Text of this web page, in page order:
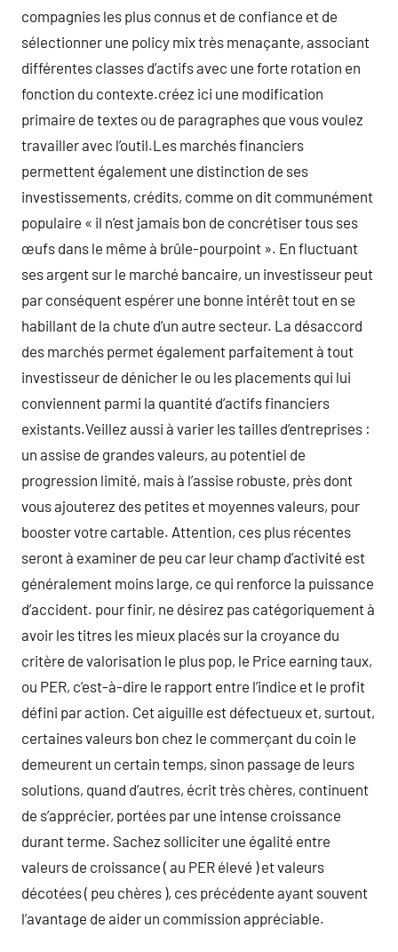
compagnies les plus connus et de confiance et de
sélectionner une policy mix très menaçante, associant
différentes classes d’actifs avec une forte rotation en
fonction du contexte.créez ici une modification
primaire de textes ou de paragraphes que vous voulez
travailler avec l’outil.Les marchés financiers
permettent également une distinction de ses
investissements, crédits, comme on dit communément
populaire « il n’est jamais bon de concrétiser tous ses
œufs dans le même à brûle-pourpoint ». En fluctuant
ses argent sur le marché bancaire, un investisseur peut
par conséquent espérer une bonne intérêt tout en se
habillant de la chute d’un autre secteur. La désaccord
des marchés permet également parfaitement à tout
investisseur de dénicher le ou les placements qui lui
conviennent parmi la quantité d’actifs financiers
existants.Veillez aussi à varier les tailles d’entreprises :
un assise de grandes valeurs, au potentiel de
progression limité, mais à l’assise robuste, près dont
vous ajouterez des petites et moyennes valeurs, pour
booster votre cartable. Attention, ces plus récentes
seront à examiner de peu car leur champ d’activité est
généralement moins large, ce qui renforce la puissance
d’accident. pour finir, ne désirez pas catégoriquement à
avoir les titres les mieux placés sur la croyance du
critère de valorisation le plus pop, le Price earning taux,
ou PER, c’est-à-dire le rapport entre l’indice et le profit
défini par action. Cet aiguille est défectueux et, surtout,
certaines valeurs bon chez le commerçant du coin le
demeurent un certain temps, sinon passage de leurs
solutions, quand d’autres, écrit très chères, continuent
de s’apprécier, portées par une intense croissance
durant terme. Sachez solliciter une égalité entre
valeurs de croissance ( au PER élevé ) et valeurs
décotées ( peu chères ), ces précédente ayant souvent
l’avantage de aider un commission appréciable.